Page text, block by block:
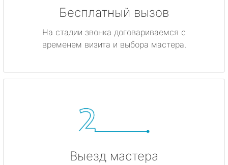
Бесплатный вызов
На стадии звонка договариваемся с
временем визита и выбора мастера.
Выезд мастера